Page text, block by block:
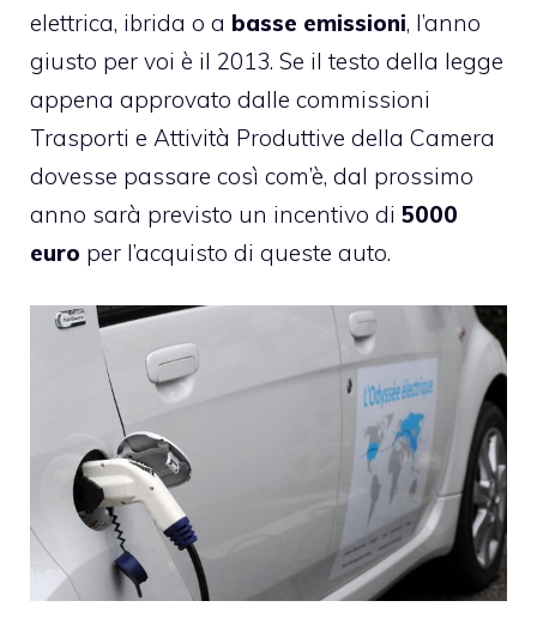
elettrica, ibrida o a basse emissioni, l’anno
giusto per voi è il 2013. Se il testo della legge
appena approvato dalle commissioni
Trasporti e Attività Produttive della Camera
dovesse passare così com’è, dal prossimo
anno sarà previsto un incentivo di 5000
euro per l’acquisto di queste auto.